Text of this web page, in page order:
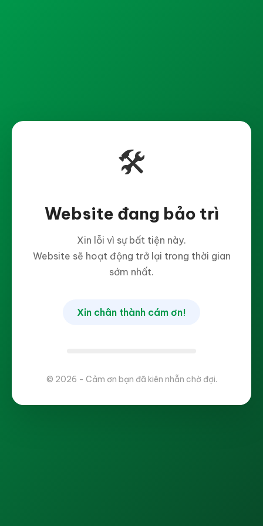
🛠️
Website đang bảo trì
Xin lỗi vì sự bất tiện này.
Website sẽ hoạt động trở lại trong thời gian
sớm nhất.
Xin chân thành cám ơn!
© 2026 - Cảm ơn bạn đã kiên nhẫn chờ đợi.